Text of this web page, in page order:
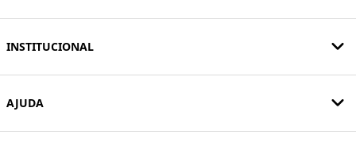
INSTITUCIONAL
AJUDA